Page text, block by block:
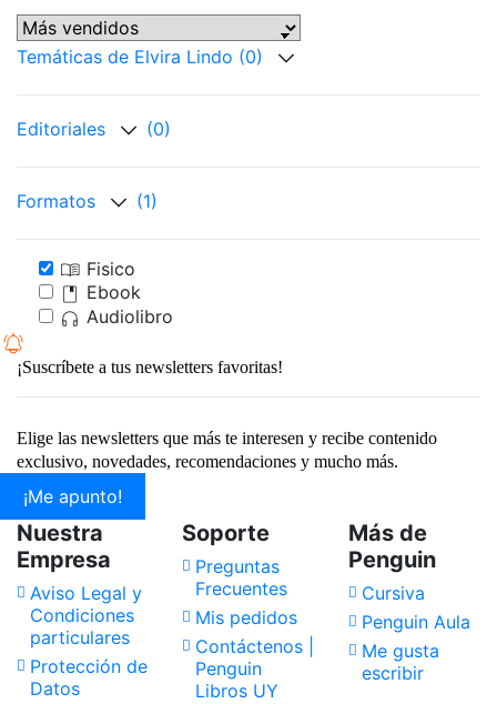
Temáticas de Elvira Lindo (0)
Editoriales (0)
Formatos (1)
Fisico
Ebook
Audiolibro
¡Suscríbete a tus newsletters favoritas!
Elige las newsletters que más te interesen y recibe contenido
exclusivo, novedades, recomendaciones y mucho más.
¡Me apunto!
Nuestra
Empresa
Aviso Legal y
Condiciones
particulares
Protección de
Datos
Soporte
Preguntas
Frecuentes
Mis pedidos
Contáctenos |
Penguin
Libros UY
Más de
Penguin
Cursiva
Penguin Aula
Me gusta
escribir